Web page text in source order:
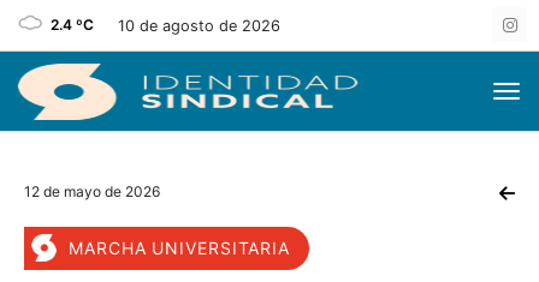
2.4 ºC 10 de agosto de 2026
12 de mayo de 2026
MARCHA UNIVERSITARIA